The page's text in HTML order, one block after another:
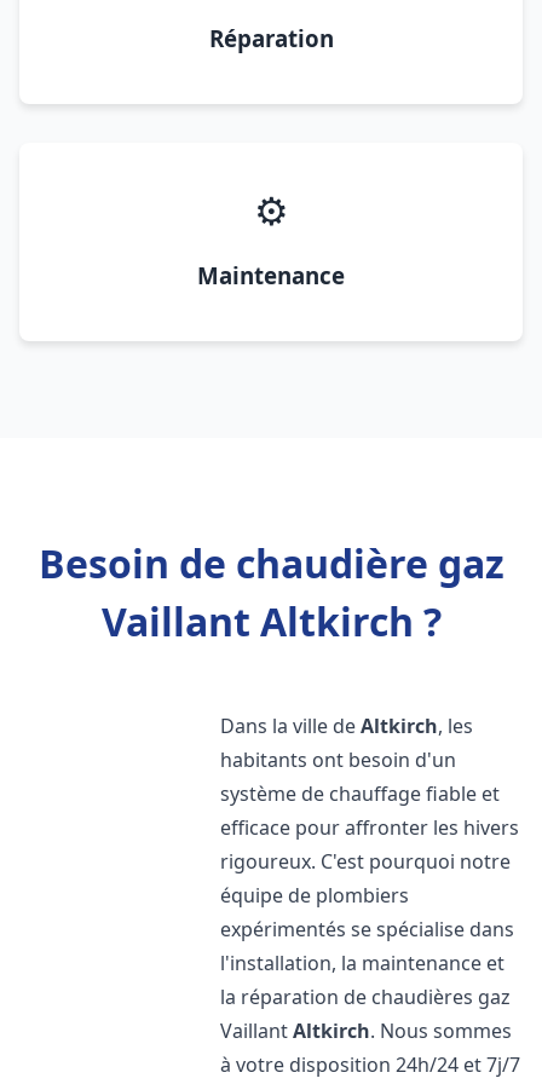
Réparation
⚙️
Maintenance
Besoin de chaudière gaz
Vaillant Altkirch ?
Dans la ville deAltkirch, les
habitants ont besoin d'un
système de chauffage fiable et
efficace pour affronter les hivers
rigoureux. C'est pourquoi notre
équipe de plombiers
expérimentés se spécialise dans
l'installation, la maintenance et
la réparation de chaudières gaz
VaillantAltkirch. Nous sommes
à votre disposition 24h/24 et 7j/7